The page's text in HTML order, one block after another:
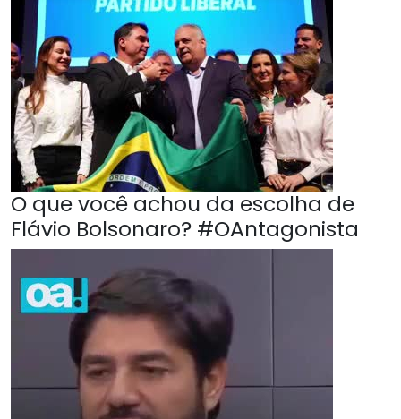
O que você achou da escolha de
Flávio Bolsonaro? #OAntagonista